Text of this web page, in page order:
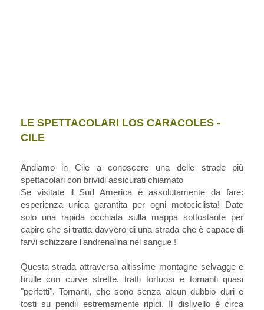
LE SPETTACOLARI LOS CARACOLES -
CILE
Andiamo in Cile a conoscere una delle strade più
spettacolari con brividi assicurati chiamato
Se visitate il Sud America è assolutamente da fare:
esperienza unica garantita per ogni motociclista! Date
solo una rapida occhiata sulla mappa sottostante per
capire che si tratta davvero di una strada che è capace di
farvi schizzare l'andrenalina nel sangue !
Questa strada attraversa altissime montagne selvagge e
brulle con curve strette, tratti tortuosi e tornanti quasi
"perfetti". Tornanti, che sono senza alcun dubbio duri e
tosti su pendii estremamente ripidi. Il dislivello è circa